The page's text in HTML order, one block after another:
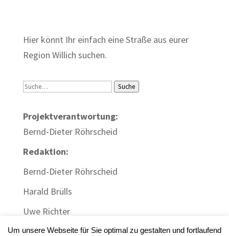
Hier könnt Ihr einfach eine Straße aus eurer
Region Willich suchen.
Suche Suche
Projektverantwortung:
Bernd-Dieter Röhrscheid
Redaktion:
Bernd-Dieter Röhrscheid
Harald Brülls
Uwe Richter
Um unsere Webseite für Sie optimal zu gestalten und fortlaufend